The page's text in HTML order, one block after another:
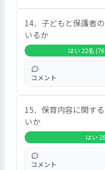
この項目では、28
の96.6％を占め、
0.0％、「いいえ」
た。また、自由記
供たちの意志を聞
ださっていると感
した。
14．子どもと保護者
いるか
はい 22名
コメント
この項目では、22
の75.9％を占め、
6.9％、「いいえ」
た。また、自由記
ない事を聞かされ
るなどの声が聞かれ
15．保育内容に関す
いか
はい
コメント